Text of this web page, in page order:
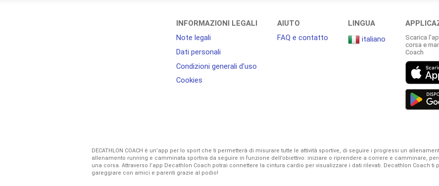
INFORMAZIONI LEGALI
Note legali
Dati personali
Condizioni generali d'uso
Cookies
AIUTO
FAQ e contatto
LINGUA
italiano
Scarica
corsa e
Coach
DECATHLON COACH è un’app per lo sport che ti permetterà di misurare tutte le attività sportive, di seguire i progressi un
allenamento running e camminata sportiva da seguire in funzione dell’obiettivo: iniziare o riprendere a correre e camminare,
una corsa. Attraverso l’app Decathlon Coach potrai connettere la cintura cardio per visualizzare i dati rilevati. Decathlon Coach ti
gareggiare con amici e parenti grazie al podio!